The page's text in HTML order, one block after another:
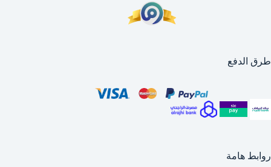
طرق الدفع
روابط هامة